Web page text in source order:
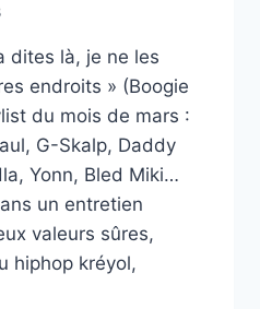
dites là, je ne les
endroits » (Boogie
du mois de mars :
G-Skalp, Daddy
Yonn, Bled Miki…
un entretien
valeurs sûres,
hiphop kréyol,